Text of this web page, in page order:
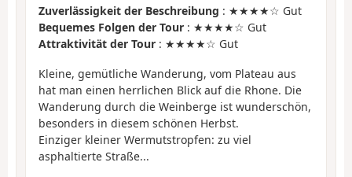
Zuverlässigkeit der Beschreibung : ★★★★☆ Gut
Bequemes Folgen der Tour : ★★★★☆ Gut
Attraktivität der Tour : ★★★★☆ Gut
Kleine, gemütliche Wanderung, vom Plateau aus
hat man einen herrlichen Blick auf die Rhone. Die
Wanderung durch die Weinberge ist wunderschön,
besonders in diesem schönen Herbst.
Einziger kleiner Wermutstropfen: zu viel
asphaltierte Straße...